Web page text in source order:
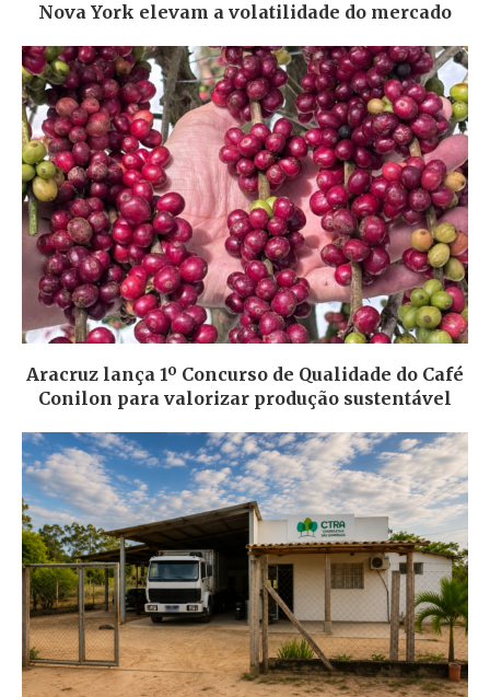
Nova York elevam a volatilidade do mercado
Aracruz lança 1º Concurso de Qualidade do Café
Conilon para valorizar produção sustentável